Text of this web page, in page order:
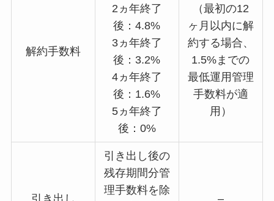
解約手数料
2ヵ年終了
後：4.8%
3ヵ年終了
後：3.2%
4ヵ年終了
後：1.6%
5ヵ年終了
後：0%
（最初の12
ヶ月以内に解
約する場合、
1.5%までの
最低運用管理
手数料が適
用）
引き出し後の
残存期間分管
理手数料を除